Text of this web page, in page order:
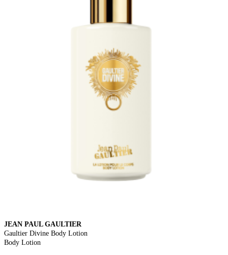
JEAN PAUL GAULTIER
Gaultier Divine Body Lotion
Body Lotion